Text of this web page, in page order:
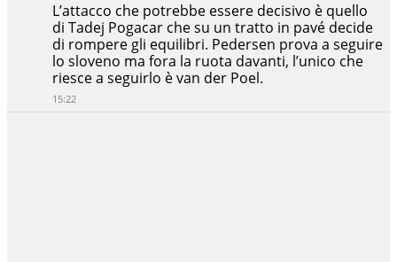
L’attacco che potrebbe essere decisivo è quello
di Tadej Pogacar che su un tratto in pavé decide
di rompere gli equilibri. Pedersen prova a seguire
lo sloveno ma fora la ruota davanti, l’unico che
riesce a seguirlo è van der Poel.
15:22